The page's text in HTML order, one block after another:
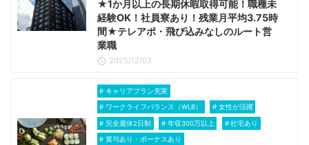
★1か月以上の長期休暇取得可能！職種未
経験OK！社員寮あり！残業月平均3.75時
間★テレアポ・飛び込みなしのルート営
業職
2025/12/03
キャリアプラン充実
ワークライフバランス（WLB） 女性が活躍
完全週休2日制 年収300万以上 社宅あり
賞与あり・ボーナスあり